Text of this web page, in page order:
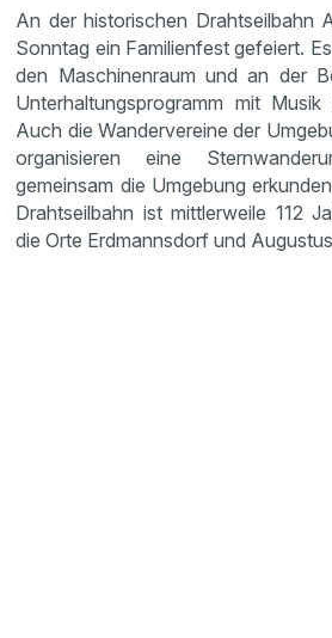
An der historischen Drahtseilbahn
Sonntag ein Familienfest gefeiert.
den Maschinenraum und an der
Unterhaltungsprogramm mit Musik
Auch die Wandervereine der
organisieren eine
gemeinsam die Umgebung
Drahtseilbahn ist mittlerweile 112
die Orte Erdmannsdorf und